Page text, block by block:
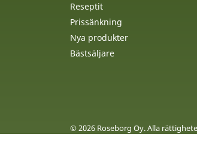
Reseptit
Prissänkning
Nya produkter
Bästsäljare
© 2026 Roseborg Oy. Alla